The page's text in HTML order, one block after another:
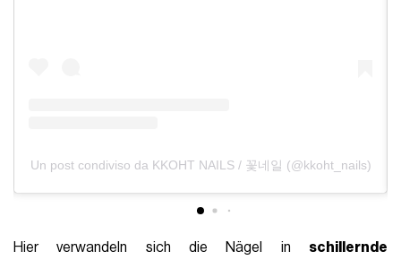
Un post condiviso da KKOHT NAILS / 꽃네일 (@kkoht_nails)
Hier verwandeln sich die Nägel in schillernde